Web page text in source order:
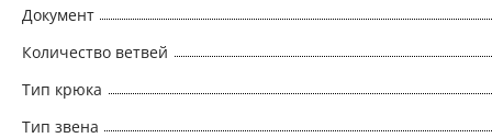
Документ
Количество ветвей
Тип крюка
Тип звена